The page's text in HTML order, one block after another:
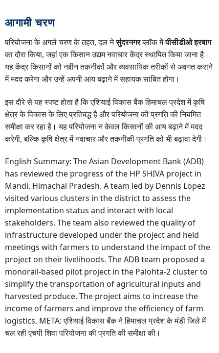
आगामी चरण
परियोजना के अगले चरण के तहत, दल नेसुंदरनगरब्लॉक मेंपीसीडीओ हरबाग
का दौरा किया, जहां एक किसान उद्यम नवाचार केंद्र स्थापित किया जाना है।
यह केंद्र किसानों को नवीन तकनीकों और व्यवसायिक तरीकों से अवगत कराने
में मदद करेगा और उन्हें अपनी आय बढ़ाने में सहायक साबित होगा।
इस दौरे से यह स्पष्ट होता है कि एशियाई विकास बैंक हिमाचल प्रदेश में कृषि
क्षेत्र के विकास के लिए प्रतिबद्ध है और परियोजना की प्रगति की नियमित
समीक्षा कर रहा है। यह परियोजना न केवल किसानों की आय बढ़ाने में मदद
करेगी, बल्कि कृषि क्षेत्र में नवाचार और तकनीकी प्रगति को भी बढ़ावा देगी।
English Summary: The Asian Development Bank (ADB)
has reviewed the progress of the HP SHIVA project in
Mandi, Himachal Pradesh. A team led by Dennis Lopez
visited various clusters in the district to assess the
implementation status and interact with local
stakeholders. The team also reviewed the quality of
infrastructure developed under the project and held
meetings with farmers to understand the impact of the
project on their livelihoods. The ADB team proposed a
monorail-based pilot project in the Palohta-2 cluster to
simplify the transportation of agricultural inputs and
harvested produce. The project aims to increase the
income of farmers and improve the efficiency of farm
logistics. META: एशियाई विकास बैंक ने हिमाचल प्रदेश के मंडी जिले में
चल रही एचपी शिवा परियोजना की प्रगति की समीक्षा की।